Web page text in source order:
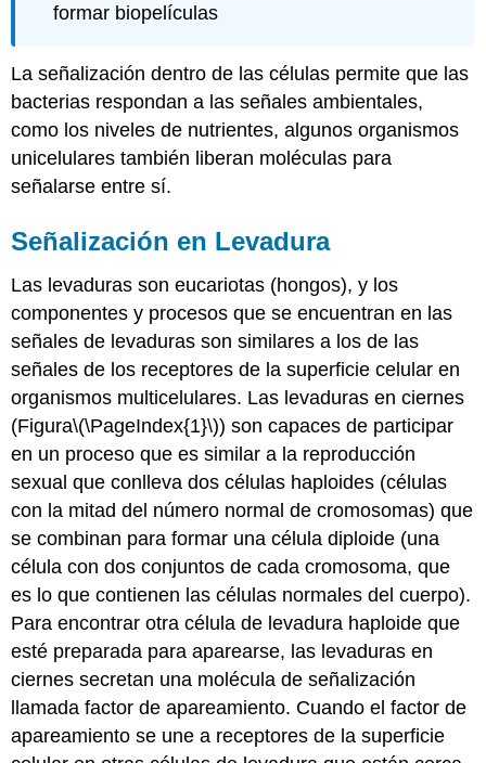
formar biopelículas
La señalización dentro de las células permite que las
bacterias respondan a las señales ambientales,
como los niveles de nutrientes, algunos organismos
unicelulares también liberan moléculas para
señalarse entre sí.
Señalización en Levadura
Las levaduras son eucariotas (hongos), y los
componentes y procesos que se encuentran en las
señales de levaduras son similares a los de las
señales de los receptores de la superficie celular en
organismos multicelulares. Las levaduras en ciernes
(Figura\(\PageIndex{1}\)) son capaces de participar
en un proceso que es similar a la reproducción
sexual que conlleva dos células haploides (células
con la mitad del número normal de cromosomas) que
se combinan para formar una célula diploide (una
célula con dos conjuntos de cada cromosoma, que
es lo que contienen las células normales del cuerpo).
Para encontrar otra célula de levadura haploide que
esté preparada para aparearse, las levaduras en
ciernes secretan una molécula de señalización
llamadafactor de apareamiento. Cuando el factor de
apareamiento se une a receptores de la superficie